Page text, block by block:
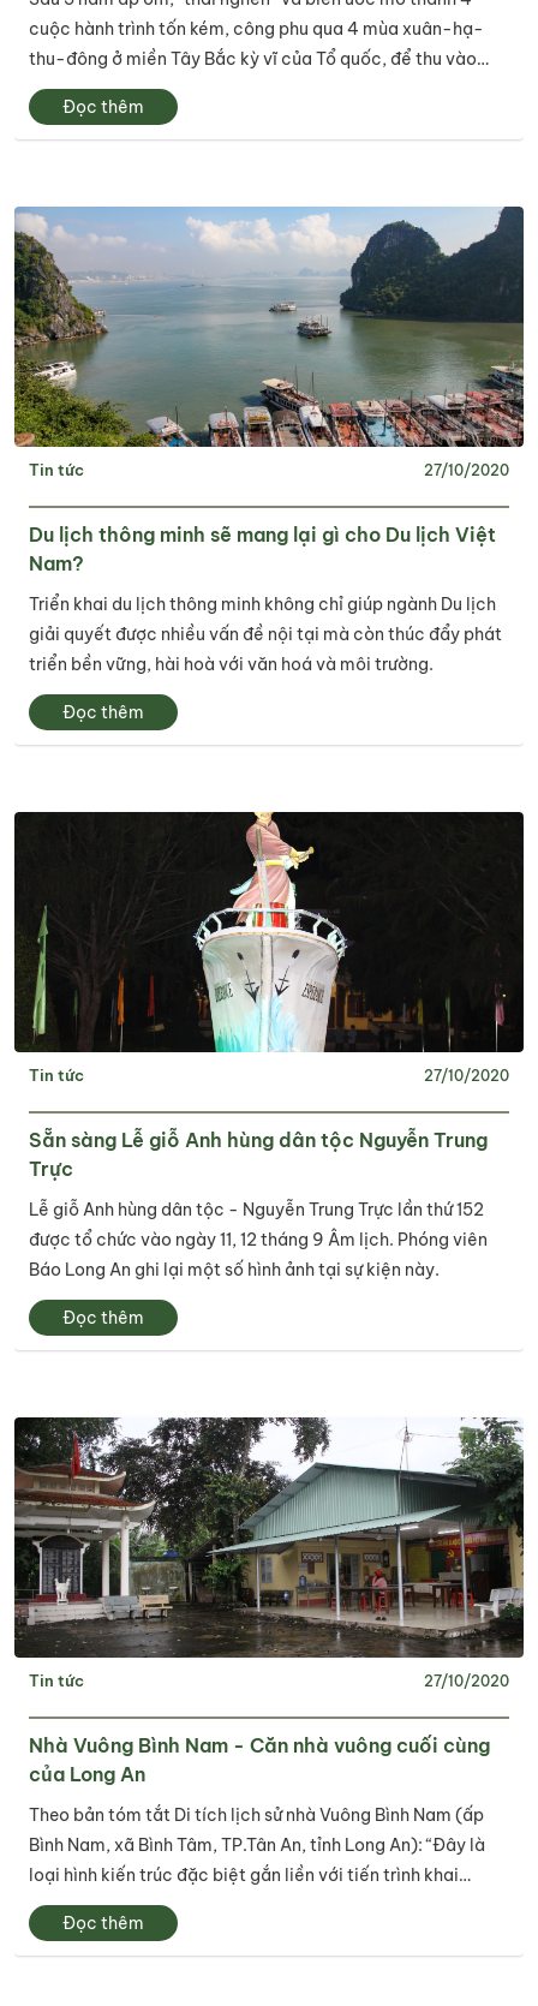
cuộc hành trình tốn kém, công phu qua 4 mùa xuân-hạ-
thu-đông ở miền Tây Bắc kỳ vĩ của Tổ quốc, để thu vào
ống kính mỗi mùa một vẻ đẹp đặc trưng hồn cốt ruộng bậc
thang và con người nơi đây, nghệ sĩ...
Đọc thêm
Tin tức 27/10/2020
Du lịch thông minh sẽ mang lại gì cho Du lịch Việt
Nam?
Triển khai du lịch thông minh không chỉ giúp ngành Du lịch
giải quyết được nhiều vấn đề nội tại mà còn thúc đẩy phát
triển bền vững, hài hoà với văn hoá và môi trường.
Đọc thêm
Tin tức 27/10/2020
Sẵn sàng Lễ giỗ Anh hùng dân tộc Nguyễn Trung
Trực
Lễ giỗ Anh hùng dân tộc - Nguyễn Trung Trực lần thứ 152
được tổ chức vào ngày 11, 12 tháng 9 Âm lịch. Phóng viên
Báo Long An ghi lại một số hình ảnh tại sự kiện này.
Đọc thêm
Tin tức 27/10/2020
Nhà Vuông Bình Nam - Căn nhà vuông cuối cùng
của Long An
Theo bản tóm tắt Di tích lịch sử nhà Vuông Bình Nam (ấp
Bình Nam, xã Bình Tâm, TP.Tân An, tỉnh Long An): “Đây là
loại hình kiến trúc đặc biệt gắn liền với tiến trình khai
hoang, lập ấp của nhân dân Long An và Nam bộ… Nhà
vuông là thiết chế văn hóa cổ...
Đọc thêm